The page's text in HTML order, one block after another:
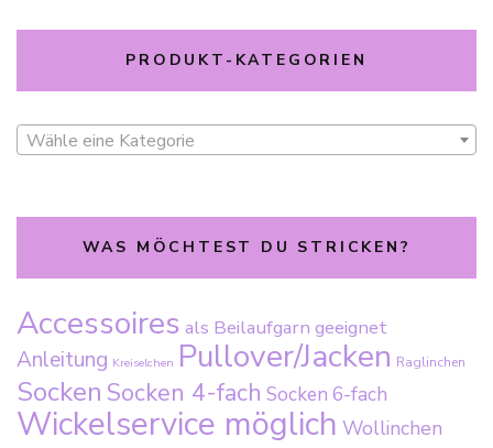
PRODUKT-KATEGORIEN
Wähle eine Kategorie
WAS MÖCHTEST DU STRICKEN?
Accessoires als Beilaufgarn geeignet
Anleitung Kreiselchen Pullover/Jacken Raglinchen
Socken Socken 4-fach Socken 6-fach
Wickelservice möglich Wollinchen